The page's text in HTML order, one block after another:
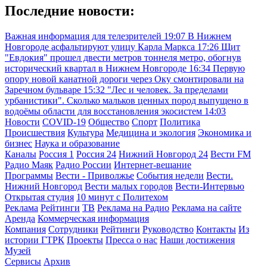
Последние новости:
Важная информация для телезрителей 19:07 В Нижнем
Новгороде асфальтируют улицу Карла Маркса 17:26 Щит
"Евдокия" прошел двести метров тоннеля метро, обогнув
исторический квартал в Нижнем Новгороде 16:34 Первую
опору новой канатной дороги через Оку смонтировали на
Заречном бульваре 15:32 "Лес и человек. За пределами
урбанистики". Сколько мальков ценных пород выпущено в
водоёмы области для восстановления экосистем 14:03
Новости COVID-19 Общество Спорт Политика
Происшествия Культура Медицина и экология Экономика и
бизнес Наука и образование
Каналы Россия 1 Россия 24 Нижний Новгород 24 Вести FM
Радио Маяк Радио России Интернет-вещание
Программы Вести - Приволжье События недели Вести.
Нижний Новгород Вести малых городов Вести-Интервью
Открытая студия 10 минут с Политехом
Реклама Рейтинги ТВ Реклама на Радио Реклама на сайте
Аренда Коммерческая информация
Компания Сотрудники Рейтинги Руководство Контакты Из
истории ГТРК Проекты Пресса о нас Наши достижения
Музей
Сервисы Архив